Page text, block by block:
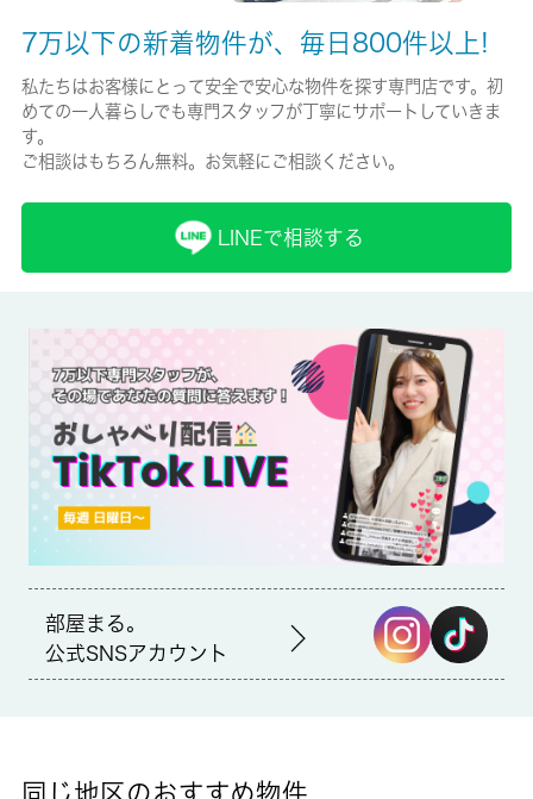
賃貸区分/契約期間
一般/2年
取引形態
仲介
備考
初期費用のクレジット決済が可能
近くにはファミリーマート 東青梅駅前店(徒歩3分)がありちょっ
とした買い物に便利です。可愛いペットと一緒に生活するなら、
ペット相談可物件です。青梅市での住まい探しはお任せくださ
い。 城南コミュニティスタッフは、不動産について知識を豊富
に有しているので、きっと住まい探しの良きパートナーとなるで
しょう。
7万以下の新着物件が、毎日800件以上!
私たちはお客様にとって安全で安心な物件を探す専門店です。初
めての一人暮らしでも専門スタッフが丁寧にサポートしていきま
す。
ご相談はもちろん無料。お気軽にご相談ください。
LINEで相談する
部屋まる。
公式SNSアカウント
同じ地区のおすすめ物件